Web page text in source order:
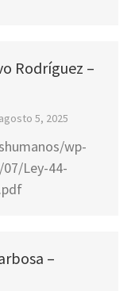
Rodríguez –
agosto 5, 2025
wp-
Ley-44-
–